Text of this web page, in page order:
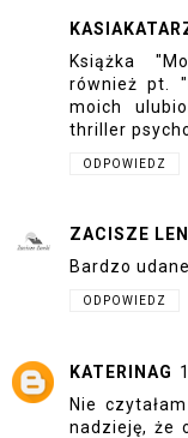
Książka
również pt.
moich
thriller
ODPOWIEDZ
ZACISZE
Bardzo
ODPOWIEDZ
KATERINAG
Nie
nadzieję, że